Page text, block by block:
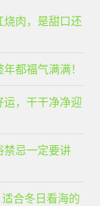
肉，是甜口还
都福气满满！
，干干净净迎
禁忌一定要讲
合冬日看海的